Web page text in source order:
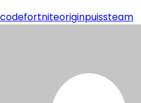
codefortniteoriginpuissteam